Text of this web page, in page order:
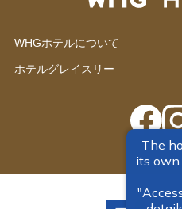
WHGホテルについて
ホテルグレイスリー